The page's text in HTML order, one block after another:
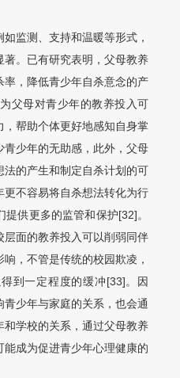
监测、支持和温暖等形式，
。已有研究表明，父母教养
，降低青少年自杀意念的产
父母对青少年的教养投入可
，帮助个体更好地感知自身掌
少年的无助感，此外，父母
的产生和制定自杀计划的可
不容易将自杀想法转化为行
供更多的监管和保护[32]。
面的教养投入可以削弱同伴
，不管是传统的校园欺凌，
到一定程度的缓冲[33]。因
少年与家庭的关系，也会通
学校的关系，通过父母教养
成为促进青少年心理健康的